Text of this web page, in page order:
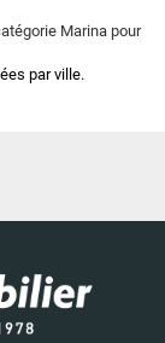
Marina pour
par ville.